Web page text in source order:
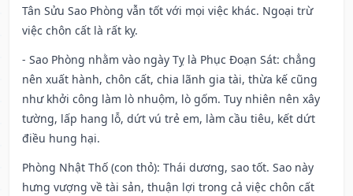
Tân Sửu Sao Phòng vẫn tốt với mọi việc khác. Ngoại trừ
việc chôn cất là rất kỵ.
- Sao Phòng nhằm vào ngày Tỵ là Phục Đoạn Sát: chẳng
nên xuất hành, chôn cất, chia lãnh gia tài, thừa kế cũng
như khởi công làm lò nhuộm, lò gốm. Tuy nhiên nên xây
tường, lấp hang lỗ, dứt vú trẻ em, làm cầu tiêu, kết dứt
điều hung hại.
Phòng Nhật Thố (con thỏ): Thái dương, sao tốt. Sao này
hưng vượng về tài sản, thuận lợi trong cả việc chôn cất